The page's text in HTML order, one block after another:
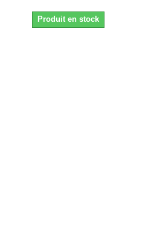
Produit en stock